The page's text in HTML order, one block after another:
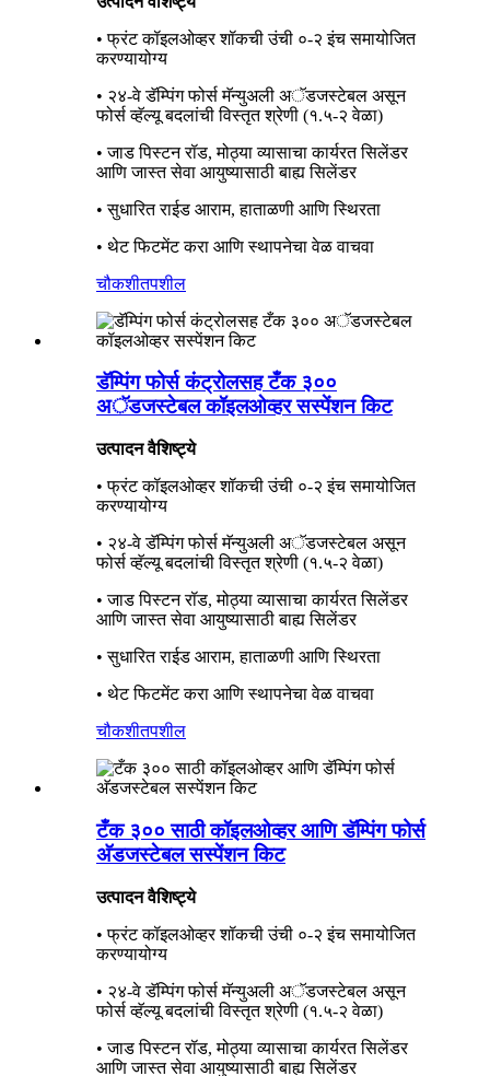
• फ्रंट कॉइलओव्हर शॉकची उंची ०-२ इंच समायोजित
करण्यायोग्य
• २४-वे डॅम्पिंग फोर्स मॅन्युअली अॅडजस्टेबल असून
फोर्स व्हॅल्यू बदलांची विस्तृत श्रेणी (१.५-२ वेळा)
• जाड पिस्टन रॉड, मोठ्या व्यासाचा कार्यरत सिलेंडर
आणि जास्त सेवा आयुष्यासाठी बाह्य सिलेंडर
• सुधारित राईड आराम, हाताळणी आणि स्थिरता
• थेट फिटमेंट करा आणि स्थापनेचा वेळ वाचवा
चौकशीतपशील
डॅम्पिंग फोर्स कंट्रोलसह टँक ३००
अॅडजस्टेबल कॉइलओव्हर सस्पेंशन किट
उत्पादन वैशिष्ट्ये
• फ्रंट कॉइलओव्हर शॉकची उंची ०-२ इंच समायोजित
करण्यायोग्य
• २४-वे डॅम्पिंग फोर्स मॅन्युअली अॅडजस्टेबल असून
फोर्स व्हॅल्यू बदलांची विस्तृत श्रेणी (१.५-२ वेळा)
• जाड पिस्टन रॉड, मोठ्या व्यासाचा कार्यरत सिलेंडर
आणि जास्त सेवा आयुष्यासाठी बाह्य सिलेंडर
• सुधारित राईड आराम, हाताळणी आणि स्थिरता
• थेट फिटमेंट करा आणि स्थापनेचा वेळ वाचवा
चौकशीतपशील
टँक ३०० साठी कॉइलओव्हर आणि डॅम्पिंग फोर्स
अ‍ॅडजस्टेबल सस्पेंशन किट
उत्पादन वैशिष्ट्ये
• फ्रंट कॉइलओव्हर शॉकची उंची ०-२ इंच समायोजित
करण्यायोग्य
• २४-वे डॅम्पिंग फोर्स मॅन्युअली अॅडजस्टेबल असून
फोर्स व्हॅल्यू बदलांची विस्तृत श्रेणी (१.५-२ वेळा)
• जाड पिस्टन रॉड, मोठ्या व्यासाचा कार्यरत सिलेंडर
आणि जास्त सेवा आयुष्यासाठी बाह्य सिलेंडर